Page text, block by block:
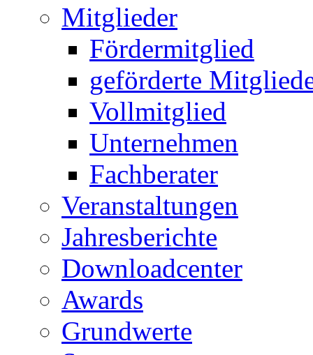
Mitglieder
Fördermitglied
geförderte
Vollmitglied
Unternehmen
Fachberater
Veranstaltungen
Jahresberichte
Downloadcenter
Awards
Grundwerte